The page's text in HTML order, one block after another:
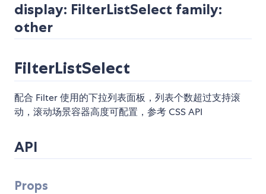
display: FilterListSelect family:
other
FilterListSelect
配合 Filter 使用的下拉列表面板，列表个数超过支持滚
动，滚动场景容器高度可配置，参考 CSS API
API
Props